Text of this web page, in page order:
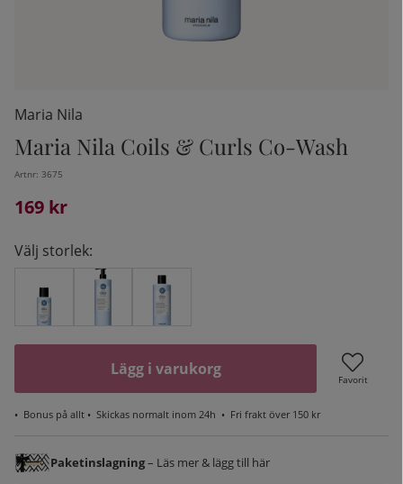
Maria Nila
Maria Nila Coils & Curls Co-Wash
Artnr: 3675
169 kr
Välj storlek:
Lägg i varukorg
Favorit
• Bonus på allt • Skickas normalt inom 24h • Fri frakt över 150 kr
Paketinslagning– Läs mer & lägg till här